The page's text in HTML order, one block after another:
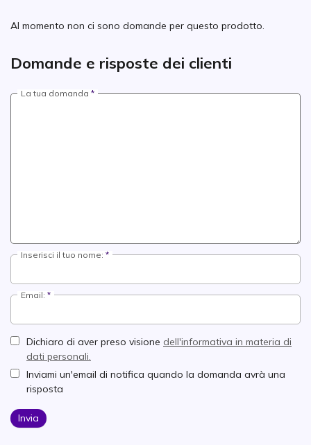
Al momento non ci sono domande per questo prodotto.
Domande e risposte dei clienti
La tua domanda
Inserisci il tuo nome:
Email:
Dichiaro di aver preso visione dell'informativa in materia di
dati personali.
Inviami un'email di notifica quando la domanda avrà una
risposta
Invia